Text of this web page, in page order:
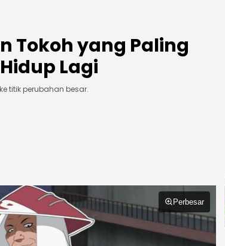
Tokoh yang Paling
Lagi
titik perubahan besar.
Perbesar